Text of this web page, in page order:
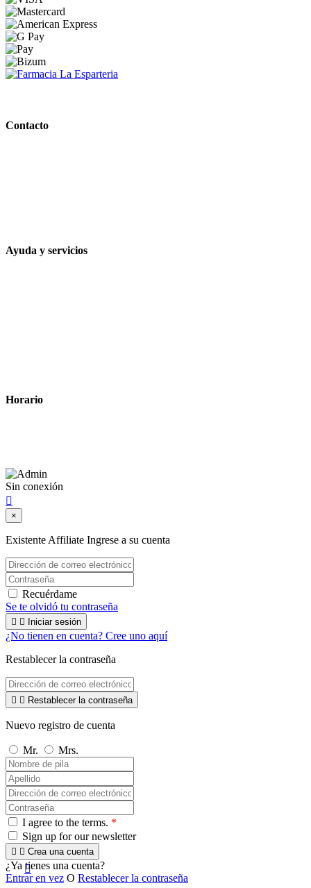
Contacto
Ayuda y servicios
Horario
Sin conexión


×
Existente Affiliate Ingrese a su cuenta
Recuérdame
Se te olvidó tu contraseña
  Iniciar sesión
¿No tienen en cuenta? Cree uno aquí
Restablecer la contraseña
  Restablecer la contraseña
Nuevo registro de cuenta
Mr. Mrs.
I agree to the terms. *
Sign up for our newsletter
  Crea una cuenta
¿Ya tienes una cuenta?
Entrar en vez O Restablecer la contraseña